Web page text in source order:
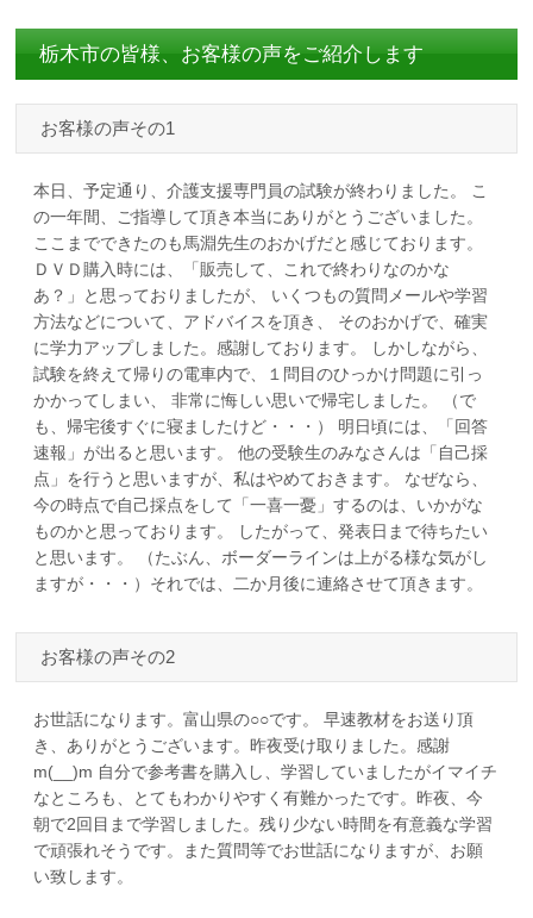
栃木市の皆様、お客様の声をご紹介します
お客様の声その1
本日、予定通り、介護支援専門員の試験が終わりました。 こ
の一年間、ご指導して頂き本当にありがとうございました。
ここまでできたのも馬淵先生のおかげだと感じております。
ＤＶＤ購入時には、「販売して、これで終わりなのかな
あ？」と思っておりましたが、 いくつもの質問メールや学習
方法などについて、アドバイスを頂き、 そのおかげで、確実
に学力アップしました。感謝しております。 しかしながら、
試験を終えて帰りの電車内で、１問目のひっかけ問題に引っ
かかってしまい、 非常に悔しい思いで帰宅しました。 （で
も、帰宅後すぐに寝ましたけど・・・） 明日頃には、「回答
速報」が出ると思います。 他の受験生のみなさんは「自己採
点」を行うと思いますが、私はやめておきます。 なぜなら、
今の時点で自己採点をして「一喜一憂」するのは、いかがな
ものかと思っております。 したがって、発表日まで待ちたい
と思います。 （たぶん、ボーダーラインは上がる様な気がし
ますが・・・）それでは、二か月後に連絡させて頂きます。
お客様の声その2
お世話になります。富山県の○○です。 早速教材をお送り頂
き、ありがとうございます。昨夜受け取りました。感謝
m(__)m 自分で参考書を購入し、学習していましたがイマイチ
なところも、とてもわかりやすく有難かったです。昨夜、今
朝で2回目まで学習しました。残り少ない時間を有意義な学習
で頑張れそうです。また質問等でお世話になりますが、お願
い致します。